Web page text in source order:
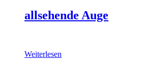
allsehende Auge
Weiterlesen